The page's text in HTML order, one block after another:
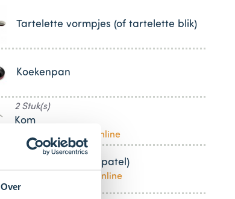
Over
Tartelette vormpjes (of tartelette blik)
Koekenpan
2 Stuk(s)
Kom
Bestel dit product online
Pannenlikker (of spatel)
Bestel dit product online